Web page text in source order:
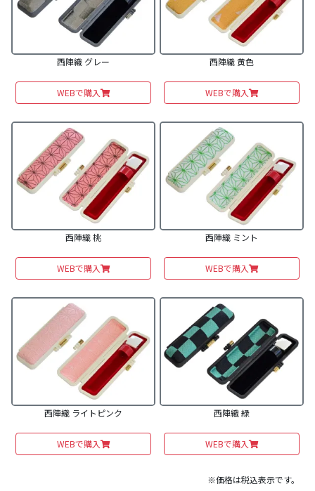
西陣織 グレー
WEBで購入
西陣織 黄色
WEBで購入
西陣織 桃
WEBで購入
西陣織 ミント
WEBで購入
西陣織 ライトピンク
WEBで購入
西陣織 緑
WEBで購入
※価格は税込表示です。